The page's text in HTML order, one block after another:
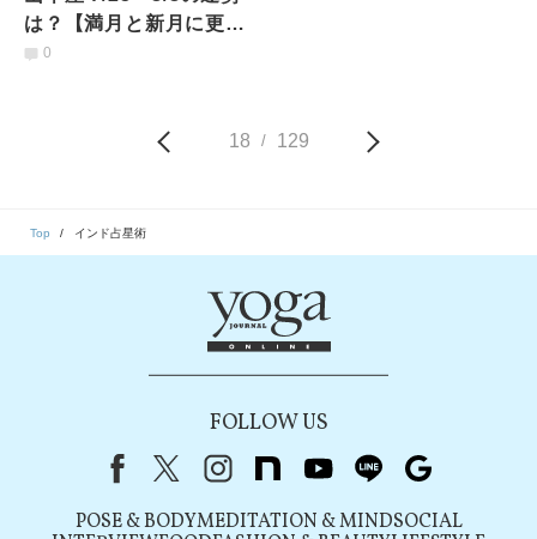
は？【満月と新月に更
新！インド占星術】
0
18 / 129
Top インド占星術
FOLLOW US
FacebookX（旧Twitter）
instagram
note youtubeline
POSE & BODYMEDITATION & MINDSOCIAL